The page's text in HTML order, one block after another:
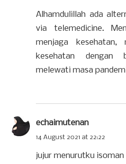
Alhamdulillah ada
via telemedicine.
menjaga kesehatan,
kesehatan dengan
melewati masa
echaimutenan
14 August 2021 at 22:22
jujur menurutku